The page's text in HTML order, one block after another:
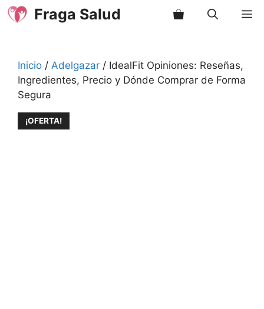
Saltar
Fraga Salud
Inicio / Adelgazar / IdealFit Opiniones: Reseñas,
Ingredientes, Precio y Dónde Comprar de Forma
Segura
¡OFERTA!